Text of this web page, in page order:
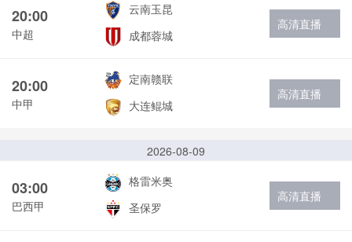
20:00
中超
云南玉昆
成都蓉城
高清直播
20:00
中甲
定南赣联
大连鲲城
高清直播
2026-08-09
03:00
巴西甲
格雷米奥
圣保罗
高清直播